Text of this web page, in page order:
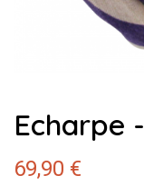
Echarpe
69,90 €